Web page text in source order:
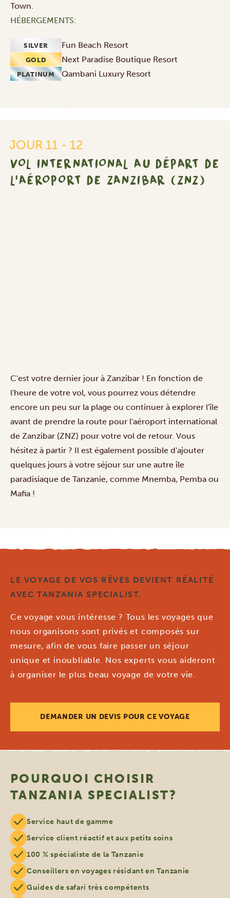
Town.
HÉBERGEMENTS:
SILVER Fun Beach Resort
GOLD Next Paradise Boutique Resort
PLATINUM Qambani Luxury Resort
JOUR 11 - 12
VOL INTERNATIONAL AU DÉPART DE
L'AÉROPORT DE ZANZIBAR (ZNZ)
Vol
l'aéroport
de
Zanzibar
(ZNZ)
C'est votre dernier jour à Zanzibar ! En fonction de
l'heure de votre vol, vous pourrez vous détendre
encore un peu sur la plage ou continuer à explorer l'île
avant de prendre la route pour l'aéroport international
de Zanzibar (ZNZ) pour votre vol de retour. Vous
hésitez à partir ? Il est également possible d'ajouter
quelques jours à votre séjour sur une autre île
paradisiaque de Tanzanie, comme Mnemba, Pemba ou
Mafia !
LE VOYAGE DE VOS RÊVES DEVIENT RÉALITÉ
AVEC TANZANIA SPECIALIST.
Ce voyage vous intéresse ? Tous les voyages que
nous organisons sont privés et composés sur
mesure, afin de vous faire passer un séjour
unique et inoubliable. Nos experts vous aideront
à organiser le plus beau voyage de votre vie.
DEMANDER UN DEVIS POUR CE VOYAGE
POURQUOI CHOISIR
TANZANIA SPECIALIST?
Service haut de gamme
Service client réactif et aux petits soins
100 % spécialiste de la Tanzanie
Conseillers en voyages résidant en Tanzanie
Guides de safari très compétents